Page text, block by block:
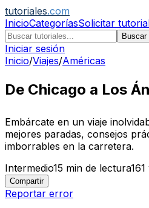
tutoriales.com
InicioCategoríasSolicitar
Buscar
Iniciar sesión
Inicio/Viajes/Américas
De Chicago a Los
Embárcate en un viaje
mejores paradas, consejos
imborrables en la carretera.
Intermedio15 min de lectura161
Compartir
Reportar error